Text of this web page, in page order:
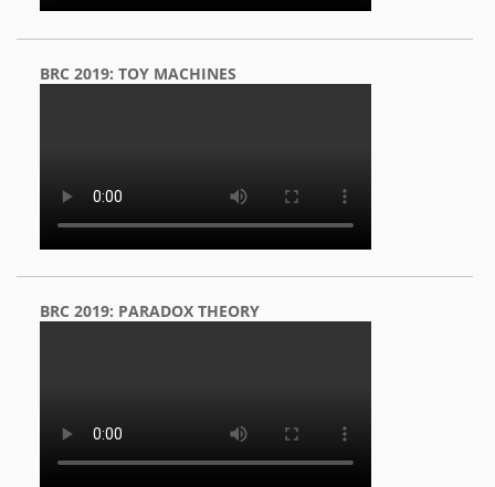
BRC 2019: TOY MACHINES
BRC 2019: PARADOX THEORY